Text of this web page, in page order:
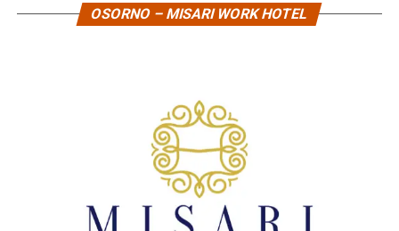
OSORNO – MISARI WORK HOTEL